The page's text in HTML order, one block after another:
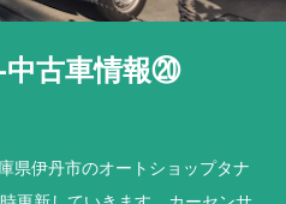
中古車情報⑳
県伊丹市のオートショップタナ